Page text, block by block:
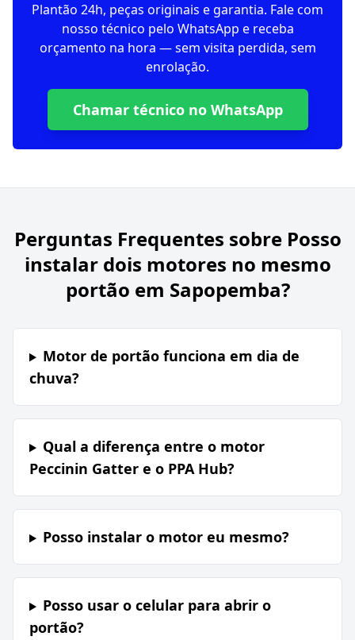
Plantão 24h, peças originais e garantia. Fale com
nosso técnico pelo WhatsApp e receba
orçamento na hora — sem visita perdida, sem
enrolação.
Chamar técnico no WhatsApp
Perguntas Frequentes sobre Posso
instalar dois motores no mesmo
portão em Sapopemba?
Motor de portão funciona em dia de
chuva?
Qual a diferença entre o motor
Peccinin Gatter e o PPA Hub?
Posso instalar o motor eu mesmo?
Posso usar o celular para abrir o
portão?